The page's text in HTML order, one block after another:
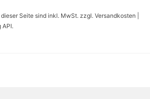
Seite sind inkl. MwSt. zzgl. Versandkosten |